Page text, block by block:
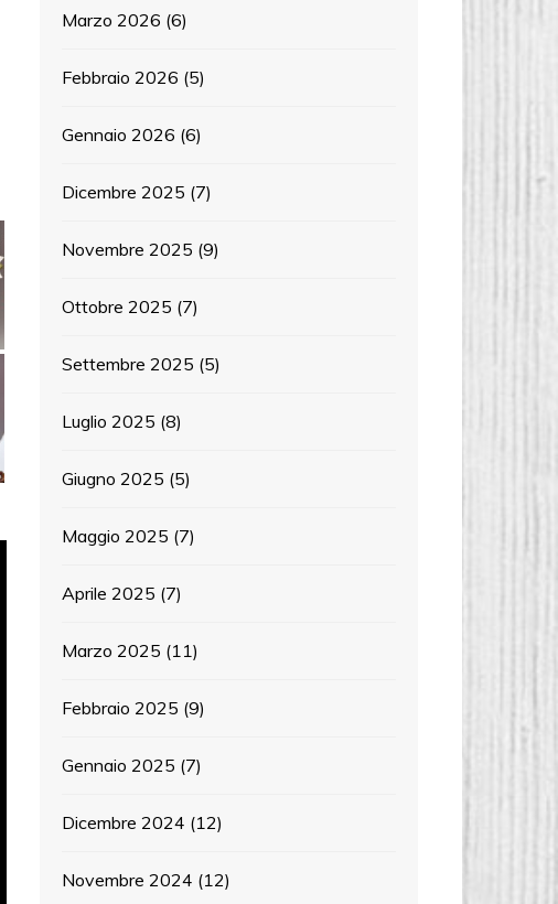
Marzo 2026 (6)
Febbraio 2026 (5)
Gennaio 2026 (6)
Dicembre 2025 (7)
Novembre 2025 (9)
Ottobre 2025 (7)
Settembre 2025 (5)
Luglio 2025 (8)
Giugno 2025 (5)
Maggio 2025 (7)
Aprile 2025 (7)
Marzo 2025 (11)
Febbraio 2025 (9)
Gennaio 2025 (7)
Dicembre 2024 (12)
Novembre 2024 (12)